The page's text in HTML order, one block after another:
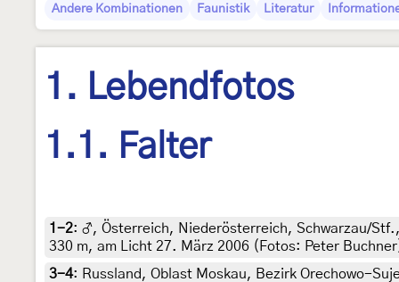
Andere Kombinationen Faunistik Literatur
1. Lebendfotos
1.1. Falter
1-2: ♂, Österreich, Niederösterreich, Schwarzau/
330 m, am Licht 27. März 2006 (Fotos: Peter
3-4: Russland, Oblast Moskau, Bezirk Orechowo-